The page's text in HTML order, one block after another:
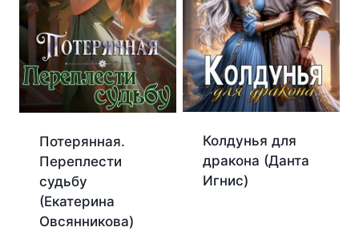
Потерянная.
Переплести
судьбу
(Екатерина
Овсянникова)
Колдунья для
дракона (Данта
Игнис)